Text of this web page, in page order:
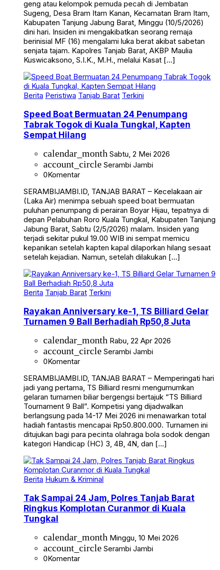
geng atau kelompok pemuda pecah di Jembatan
Sugeng, Desa Bram Itam Kanan, Kecamatan Bram Itam,
Kabupaten Tanjung Jabung Barat, Minggu (10/5/2026)
dini hari. Insiden ini mengakibatkan seorang remaja
berinisial MF (16) mengalami luka berat akibat sabetan
senjata tajam. Kapolres Tanjab Barat, AKBP Maulia
Kuswicaksono, S.I.K., M.H., melalui Kasat […]
Berita Peristiwa Tanjab Barat Terkini
Speed Boat Bermuatan 24 Penumpang
Tabrak Togok di Kuala Tungkal, Kapten
Sempat Hilang
calendar_month Sabtu, 2 Mei 2026
account_circle Serambi Jambi
0Komentar
SERAMBIJAMBI.ID, TANJAB BARAT – Kecelakaan air
(Laka Air) menimpa sebuah speed boat bermuatan
puluhan penumpang di perairan Boyar Hijau, tepatnya di
depan Pelabuhan Roro Kuala Tungkal, Kabupaten Tanjung
Jabung Barat, Sabtu (2/5/2026) malam. Insiden yang
terjadi sekitar pukul 19.00 WIB ini sempat memicu
kepanikan setelah kapten kapal dilaporkan hilang sesaat
setelah kejadian. Namun, setelah dilakukan […]
Berita Tanjab Barat Terkini
Rayakan Anniversary ke-1, TS Billiard Gelar
Turnamen 9 Ball Berhadiah Rp50,8 Juta
calendar_month Rabu, 22 Apr 2026
account_circle Serambi Jambi
0Komentar
SERAMBIJAMBI.ID, TANJAB BARAT – Memperingati hari
jadi yang pertama, TS Billiard resmi mengumumkan
gelaran turnamen biliar bergengsi bertajuk “TS Billiard
Tournament 9 Ball”. Kompetisi yang dijadwalkan
berlangsung pada 14-17 Mei 2026 ini menawarkan total
hadiah fantastis mencapai Rp50.800.000. Turnamen ini
ditujukan bagi para pecinta olahraga bola sodok dengan
kategori Handicap (HC) 3, 4B, 4N, dan […]
Berita Hukum & Kriminal
Tak Sampai 24 Jam, Polres Tanjab Barat
Ringkus Komplotan Curanmor di Kuala
Tungkal
calendar_month Minggu, 10 Mei 2026
account_circle Serambi Jambi
0Komentar